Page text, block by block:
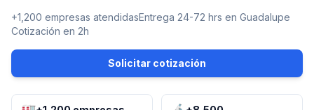
+1,200 empresas atendidasEntrega 24-72 hrs en Guadalupe
Cotización en 2h
Solicitar cotización